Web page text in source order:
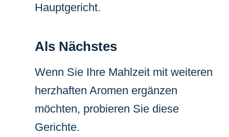
Hauptgericht.
Als Nächstes
Wenn Sie Ihre Mahlzeit mit weiteren
herzhaften Aromen ergänzen
möchten, probieren Sie diese
Gerichte.